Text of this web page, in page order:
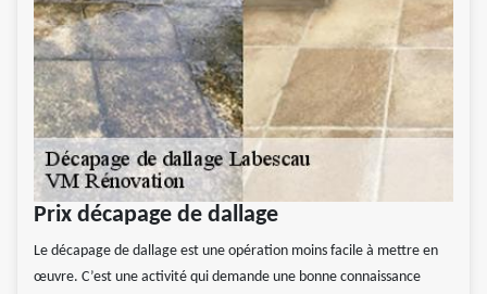
Prix décapage de dallage
Le décapage de dallage est une opération moins facile à mettre en
œuvre. C’est une activité qui demande une bonne connaissance